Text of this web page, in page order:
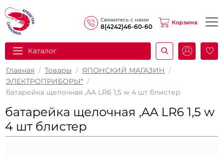
Свяжитесь с нами
8(4242)46-60-60
Корзина
Каталог
Главная / Товары / ЯПОНСКИЙ МАГАЗИН /
ЭЛЕКТРОПРИБОРЫ* /
батарейка щелочная ,AA LR6 1,5 w 4 шт блистер
батарейка щелочная ,AA LR6 1,5 w
4 шт блистер